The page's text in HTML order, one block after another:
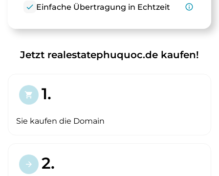
check Einfache Übertragung in Echtzeit info_outline
Jetzt realestatephuquoc.de kaufen!
shopping_cart 1.
Sie kaufen die Domain
arrow_forward 2.